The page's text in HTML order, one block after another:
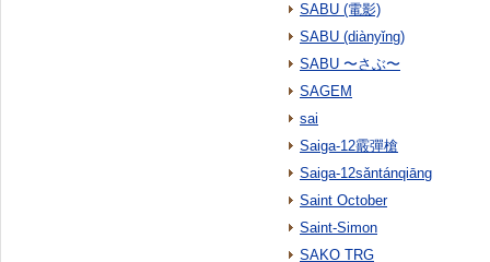
SABU (電影)
SABU (diànyǐng)
SABU 〜さぶ〜
SAGEM
sai
Saiga-12霰彈槍
Saiga-12sǎntánqiāng
Saint October
Saint-Simon
SAKO TRG